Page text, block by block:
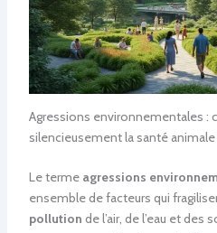
Agressions environnementales
silencieusement la santé
Le terme agressions
ensemble de facteurs qui
pollution de l’air, de l’eau et des